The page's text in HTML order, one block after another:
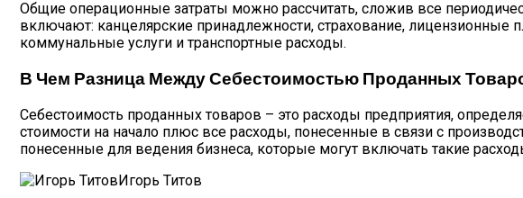
Общие операционные затраты можно рассчитать, сложив все
включают: канцелярские принадлежности, страхование, лицензионные
коммунальные услуги и транспортные расходы.
В Чем Разница Между Себестоимостью Проданных
Себестоимость проданных товаров – это расходы предприятия,
стоимости на начало плюс все расходы, понесенные в связи с
понесенные для ведения бизнеса, которые могут включать такие
Игорь Титов